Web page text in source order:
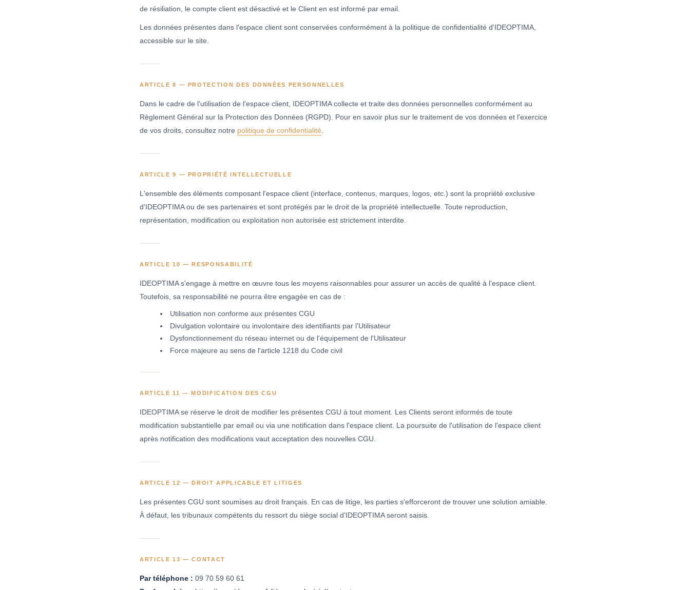
de résiliation, le compte client est désactivé et le Client en est informé par email.
Les données présentes dans l'espace client sont conservées conformément à la politique de confidentialité d'IDEOPTIMA,
accessible sur le site.
ARTICLE 8 — PROTECTION DES DONNÉES PERSONNELLES
Dans le cadre de l'utilisation de l'espace client, IDEOPTIMA collecte et traite des données personnelles conformément au
Règlement Général sur la Protection des Données (RGPD). Pour en savoir plus sur le traitement de vos données et l'exercice
de vos droits, consultez notre politique de confidentialité
ARTICLE 9 — PROPRIÉTÉ INTELLECTUELLE
L'ensemble des éléments composant l'espace client (interface, contenus, marques, logos, etc.) sont la propriété exclusive
d'IDEOPTIMA ou de ses partenaires et sont protégés par le droit de la propriété intellectuelle. Toute reproduction,
représentation, modification ou exploitation non autorisée est strictement interdite.
ARTICLE 10 — RESPONSABILITÉ
IDEOPTIMA s'engage à mettre en œuvre tous les moyens raisonnables pour assurer un accès de qualité à l'espace client.
Toutefois, sa responsabilité ne pourra être engagée en cas de :
Utilisation non conforme aux présentes CGU
Divulgation volontaire ou involontaire des identifiants par l'Utilisateur
Dysfonctionnement du réseau internet ou de l'équipement de l'Utilisateur
Force majeure au sens de l'article 1218 du Code civil
ARTICLE 11 — MODIFICATION DES CGU
IDEOPTIMA se réserve le droit de modifier les présentes CGU à tout moment. Les Clients seront informés de toute
modification substantielle par email ou via une notification dans l'espace client. La poursuite de l'utilisation de l'espace client
après notification des modifications vaut acceptation des nouvelles CGU.
ARTICLE 12 — DROIT APPLICABLE ET LITIGES
Les présentes CGU sont soumises au droit français. En cas de litige, les parties s'efforceront de trouver une solution amiable.
À défaut, les tribunaux compétents du ressort du siège social d'IDEOPTIMA seront saisis.
ARTICLE 13 — CONTACT
Par téléphone : 09 70 59 60 61